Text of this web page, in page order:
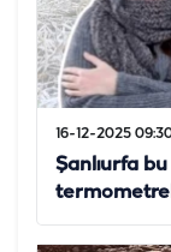
16-12-2025
Şanlıurfa